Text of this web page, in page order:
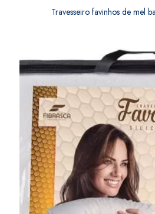
Travesseiro favinhos de mel